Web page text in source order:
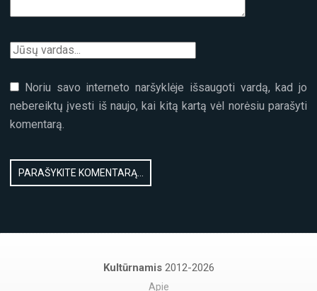
Noriu savo interneto naršyklėje išsaugoti vardą, kad jo
nebereiktų įvesti iš naujo, kai kitą kartą vėl norėsiu parašyti
komentarą.
Kultūrnamis 2012-2026
Apie